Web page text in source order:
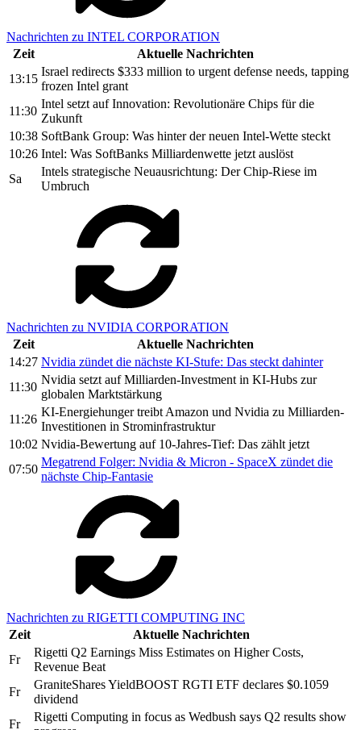
Nachrichten zu INTEL CORPORATION
Zeit
Aktuelle Nachrichten
13:15
Israel redirects $333 million to urgent defense needs, tapping
frozen Intel grant
11:30
Intel setzt auf Innovation: Revolutionäre Chips für die
Zukunft
10:38 SoftBank Group: Was hinter der neuen Intel-Wette steckt
10:26 Intel: Was SoftBanks Milliardenwette jetzt auslöst
Sa
Intels strategische Neuausrichtung: Der Chip-Riese im
Umbruch
Nachrichten zu NVIDIA CORPORATION
Zeit
Aktuelle Nachrichten
14:27 Nvidia zündet die nächste KI-Stufe: Das steckt dahinter
11:30
Nvidia setzt auf Milliarden-Investment in KI-Hubs zur
globalen Marktstärkung
11:26
KI-Energiehunger treibt Amazon und Nvidia zu Milliarden-
Investitionen in Strominfrastruktur
10:02 Nvidia-Bewertung auf 10-Jahres-Tief: Das zählt jetzt
07:50
Megatrend Folger: Nvidia & Micron - SpaceX zündet die
nächste Chip-Fantasie
Nachrichten zu RIGETTI COMPUTING INC
Zeit
Aktuelle Nachrichten
Fr
Rigetti Q2 Earnings Miss Estimates on Higher Costs,
Revenue Beat
Fr
GraniteShares YieldBOOST RGTI ETF declares $0.1059
dividend
Fr
Rigetti Computing in focus as Wedbush says Q2 results show